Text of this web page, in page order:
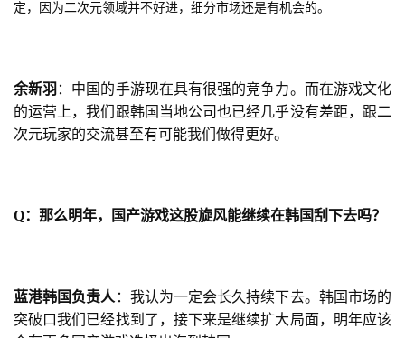
定，因为二次元领域并不好进，细分市场还是有机会的。
余新羽 ：中国的手游现在具有很强的竞争力。而在游戏文化
的运营上，我们跟韩国当地公司也已经几乎没有差距，跟二
次元玩家的交流甚至有可能我们做得更好。
Q： 那么明年，国产游戏这股旋风能继续在韩国刮下去吗？
蓝港韩国负责人 ：我认为一定会长久持续下去。韩国市场的
突破口我们已经找到了，接下来是继续扩大局面，明年应该